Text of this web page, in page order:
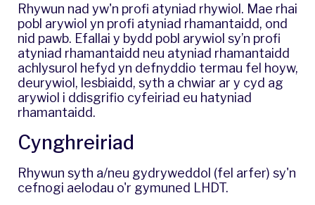
Rhywun nad yw'n profi atyniad rhywiol. Mae rhai
pobl arywiol yn profi atyniad rhamantaidd, ond
nid pawb. Efallai y bydd pobl arywiol sy’n profi
atyniad rhamantaidd neu atyniad rhamantaidd
achlysurol hefyd yn defnyddio termau fel hoyw,
deurywiol, lesbiaidd, syth a chwiar ar y cyd ag
arywiol i ddisgrifio cyfeiriad eu hatyniad
rhamantaidd.
Cynghreiriad
Rhywun syth a/neu gydryweddol (fel arfer) sy'n
cefnogi aelodau o'r gymuned LHDT.